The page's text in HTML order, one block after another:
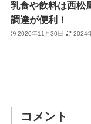
乳食や飲料は西松
調達が便利！
2020年11月30日 2024
コメント